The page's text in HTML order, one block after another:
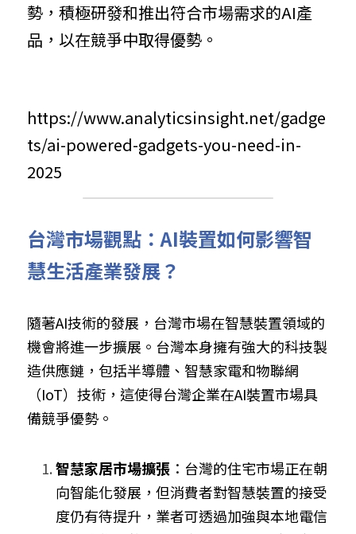
勢，積極研發和推出符合市場需求的AI產
品，以在競爭中取得優勢。
https://www.analyticsinsight.net/gadge
ts/ai-powered-gadgets-you-need-in-
2025
台灣市場觀點：AI裝置如何影響智
慧生活產業發展？
隨著AI技術的發展，台灣市場在智慧裝置領域的
機會將進一步擴展。台灣本身擁有強大的科技製
造供應鏈，包括半導體、智慧家電和物聯網
（IoT）技術，這使得台灣企業在AI裝置市場具
備競爭優勢。
智慧家居市場擴張 ：台灣的住宅市場正在朝
向智能化發展，但消費者對智慧裝置的接受
度仍有待提升，業者可透過加強與本地電信